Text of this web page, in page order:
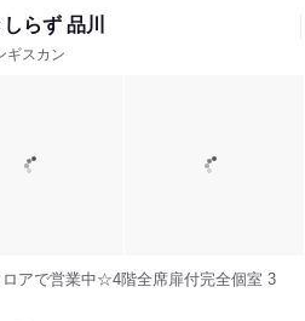
らず 品川
ギスカン
アで営業中☆4階全席扉付完全個室 3